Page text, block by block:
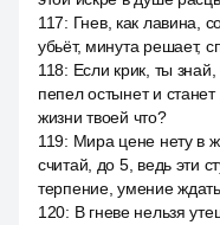
117: Гнев, как лавина,
убьёт, минута решает,
118: Если крик, ты
пепел остынет и
жизни твоей что?
119: Мира цене нету в
считай, до 5, ведь эти
терпение, умение ждать.
120: В гневе нельзя